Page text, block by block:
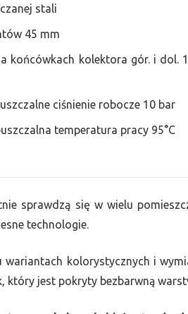
stali
45 mm
końcówkach kolektora gór. i dol.
ciśnienie robocze 10 bar
temperatura pracy 95°C
sprawdzą się w wielu
technologie.
wariantach kolorystycznych i
który jest pokryty bezbarwną